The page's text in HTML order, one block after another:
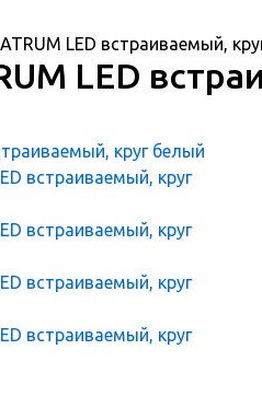
LED встраиваемый,
LED